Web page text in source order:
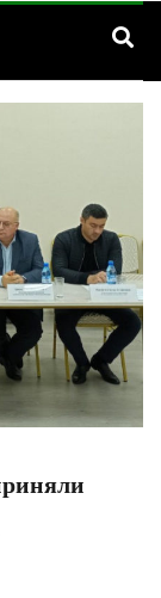
Адыгея